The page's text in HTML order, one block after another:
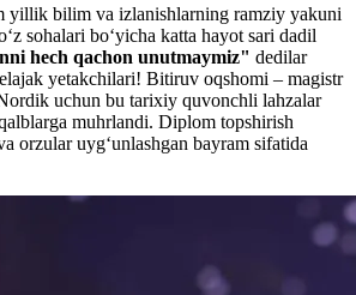
yillik bilim va izlanishlarning ramziy yakuni
sohalari bo‘yicha katta hayot sari dadil
hech qachon unutmaymiz" dedilar
yetakchilari! Bitiruv oqshomi – magistr
uchun bu tarixiy quvonchli lahzalar
muhrlandi. Diplom topshirish
orzular uyg‘unlashgan bayram sifatida